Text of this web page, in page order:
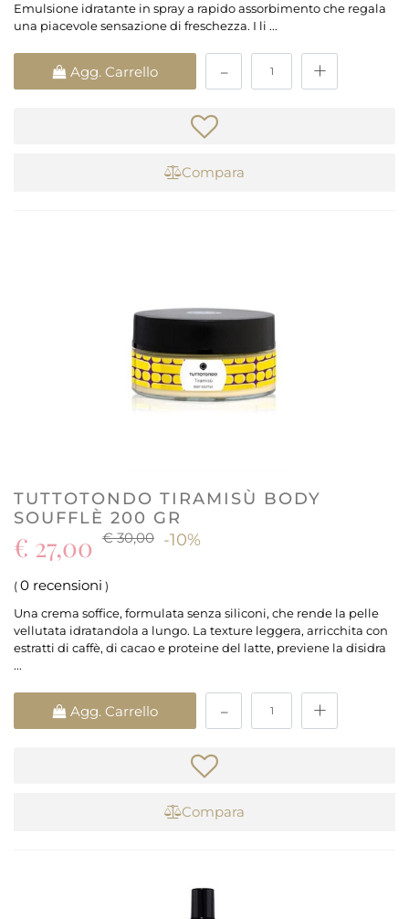
Emulsione idratante in spray a rapido assorbimento che regala
una piacevole sensazione di freschezza. I li ...
Agg. Carrello
Compara
TUTTOTONDO TIRAMISÙ BODY
SOUFFLÈ 200 GR
€ 30,00 -10%
€ 27,00
( 0 recensioni )
Una crema soffice, formulata senza siliconi, che rende la pelle
vellutata idratandola a lungo. La texture leggera, arricchita con
estratti di caffè, di cacao e proteine del latte, previene la disidra
...
Agg. Carrello
Compara